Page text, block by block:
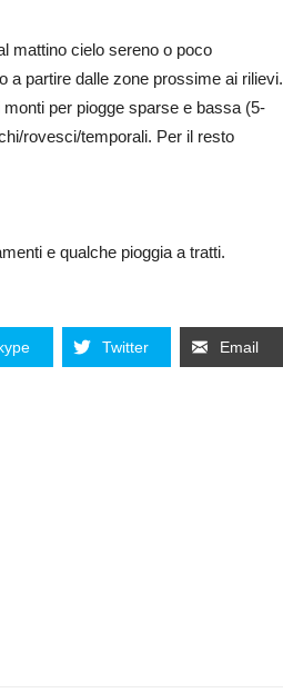
mattino cielo sereno o poco
a partire dalle zone prossime ai rilievi.
per piogge sparse e bassa (5-
rovesci/temporali. Per il resto
e qualche pioggia a tratti.
Twitter Email